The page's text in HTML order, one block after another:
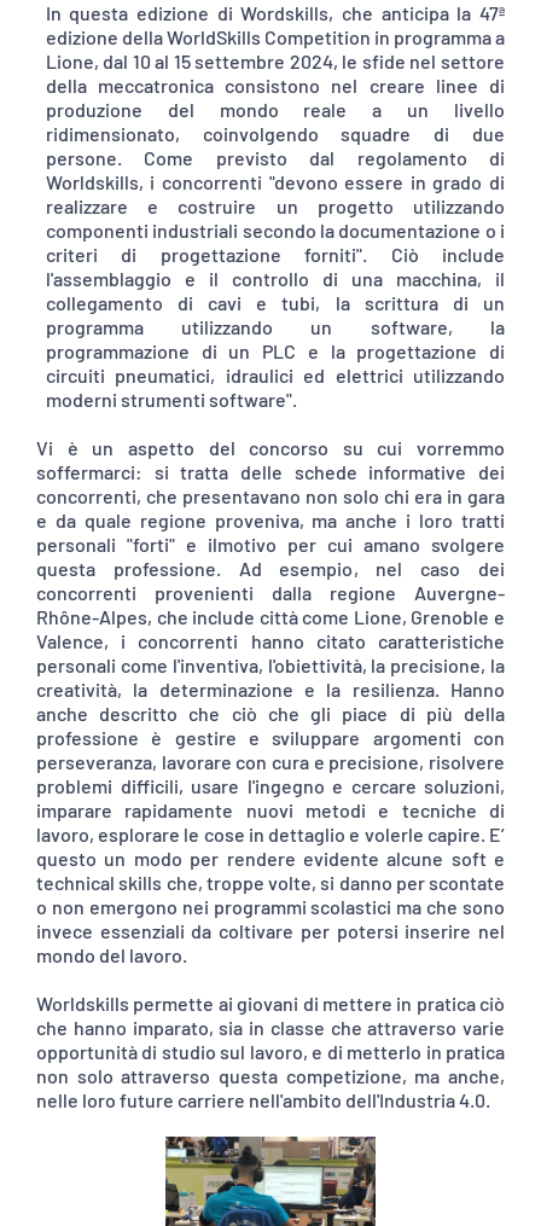
In questa edizione di Wordskills, che anticipa la 47ª
edizione della WorldSkills Competition in programma a
Lione, dal 10 al 15 settembre 2024, le sfide nel settore
della meccatronica consistono nel creare linee di
produzione del mondo reale a un livello
ridimensionato, coinvolgendo squadre di due
persone. Come previsto dal regolamento di
Worldskills, i concorrenti "devono essere in grado di
realizzare e costruire un progetto utilizzando
componenti industriali secondo la documentazione o i
criteri di progettazione forniti". Ciò include
l'assemblaggio e il controllo di una macchina, il
collegamento di cavi e tubi, la scrittura di un
programma utilizzando un software, la
programmazione di un PLC e la progettazione di
circuiti pneumatici, idraulici ed elettrici utilizzando
moderni strumenti software".
Vi è un aspetto del concorso su cui vorremmo
soffermarci: si tratta delle schede informative dei
concorrenti, che presentavano non solo chi era in gara
e da quale regione proveniva, ma anche i loro tratti
personali "forti" e ilmotivo per cui amano svolgere
questa professione. Ad esempio, nel caso dei
concorrenti provenienti dalla regione Auvergne-
Rhône-Alpes, che include città come Lione, Grenoble e
Valence, i concorrenti hanno citato caratteristiche
personali come l'inventiva, l'obiettività, la precisione, la
creatività, la determinazione e la resilienza. Hanno
anche descritto che ciò che gli piace di più della
professione è gestire e sviluppare argomenti con
perseveranza, lavorare con cura e precisione, risolvere
problemi difficili, usare l'ingegno e cercare soluzioni,
imparare rapidamente nuovi metodi e tecniche di
lavoro, esplorare le cose in dettaglio e volerle capire. E’
questo un modo per rendere evidente alcune soft e
technical skills che, troppe volte, si danno per scontate
o non emergono nei programmi scolastici ma che sono
invece essenziali da coltivare per potersi inserire nel
mondo del lavoro.
Worldskills permette ai giovani di mettere in pratica ciò
che hanno imparato, sia in classe che attraverso varie
opportunità di studio sul lavoro, e di metterlo in pratica
non solo attraverso questa competizione, ma anche,
nelle loro future carriere nell'ambito dell'Industria 4.0.